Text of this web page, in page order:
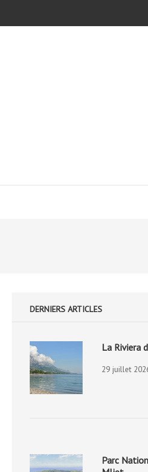
DERNIERS ARTICLES
La Riviera
29 juillet
Parc